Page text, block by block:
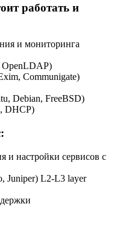
работать и
и мониторинга
OpenLDAP)
Communigate)
Debian, FreeBSD)
DHCP)
и настройки сервисов с
Juniper) L2-L3 layer